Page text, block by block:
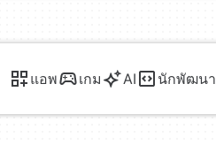
แอพ เกม AI นักพัฒนา